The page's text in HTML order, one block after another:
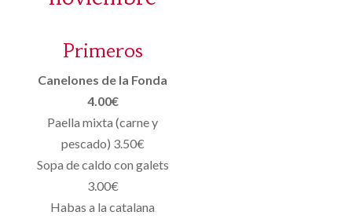
Primeros
Canelones de la Fonda
4.00€
Paella mixta (carne y
pescado) 3.50€
Sopa de caldo con galets
3.00€
Habas a la catalana